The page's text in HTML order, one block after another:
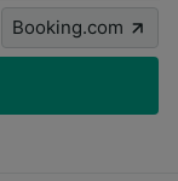
Booking.com